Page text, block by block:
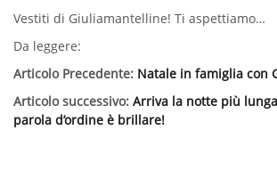
Vestiti di Giuliamantelline! Ti aspettiamo…
Da leggere:
Articolo Precedente: Natale in famiglia con
Articolo successivo: Arriva la notte più
parola d’ordine è brillare!